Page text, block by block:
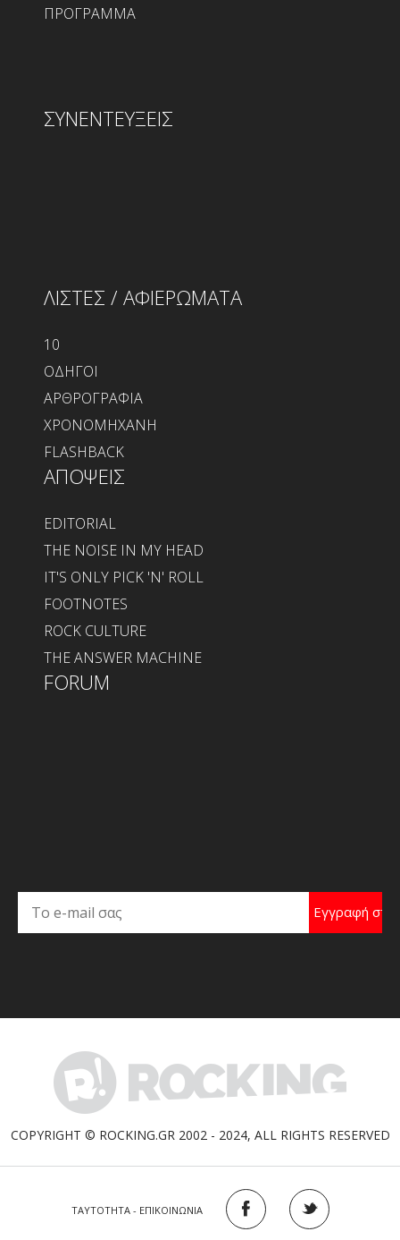
ΠΡΟΓΡΑΜΜΑ
ΣΥΝΕΝΤΕΥΞΕΙΣ
ΛΙΣΤΕΣ / ΑΦΙΕΡΩΜΑΤΑ
10
ΟΔΗΓΟΙ
ΑΡΘΡΟΓΡΑΦΙΑ
ΧΡΟΝΟΜΗΧΑΝΗ
FLASHBACK
ΑΠΟΨΕΙΣ
EDITORIAL
THE NOISE IN MY HEAD
IT'S ONLY PICK 'N' ROLL
FOOTNOTES
ROCK CULTURE
THE ANSWER MACHINE
FORUM
COPYRIGHT © ROCKING.GR 2002 - 2024, ALL RIGHTS RESERVED
ΤΑΥΤΟΤΗΤΑ - ΕΠΙΚΟΙΝΩΝΙΑ